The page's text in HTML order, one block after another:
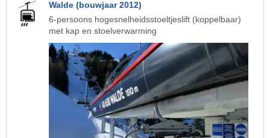
Walde (bouwjaar 2012)
6-persoons hogesnelheidsstoeltjeslift (koppelbaar)
met kap en stoelverwarming